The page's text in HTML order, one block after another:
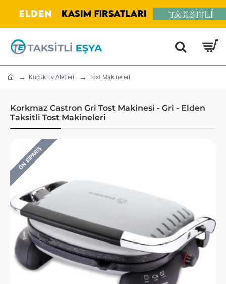
home Küçük Ev Aletleri Tost Makineleri
Korkmaz Castron Gri Tost Makinesi - Gri - Elden
Taksitli Tost Makineleri
ÖN SIPARIŞ